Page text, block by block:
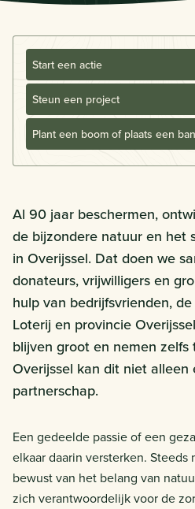
Start een actie
Steun een project
Plant een boom of plaats een
Al 90 jaar beschermen,
de bijzondere natuur en het
in Overijssel. Dat doen we
donateurs, vrijwilligers en
hulp van bedrijfsvrienden,
Loterij en provincie
blijven groot en nemen zelfs
Overijssel kan dit niet
partnerschap.
Een gedeelde passie of een
elkaar daarin versterken.
bewust van het belang van
zich verantwoordelijk voor de